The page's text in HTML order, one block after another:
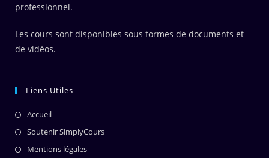
professionnel.
Les cours sont disponibles sous formes de documents et
de vidéos.
Liens Utiles
Accueil
Soutenir SimplyCours
Mentions légales